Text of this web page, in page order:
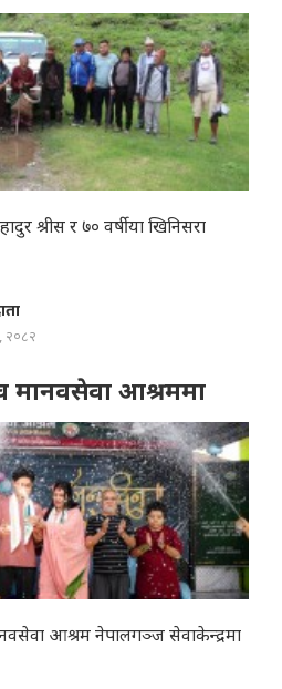
श्रीस र ७० वर्षीया खिनिसरा
२०८२
मानवसेवा आश्रममा
आश्रम नेपालगञ्ज सेवाकेन्द्रमा